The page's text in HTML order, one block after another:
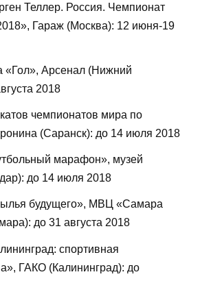
Теллер. Россия. Чемпионат
Гараж (Москва): 12 июня-19
«Гол», Арсенал (Нижний
2018
чемпионатов мира по
(Саранск): до 14 июля 2018
марафон», музей
до 14 июля 2018
будущего», МВЦ «Самара
до 31 августа 2018
спортивная
ГАКО (Калининград): до